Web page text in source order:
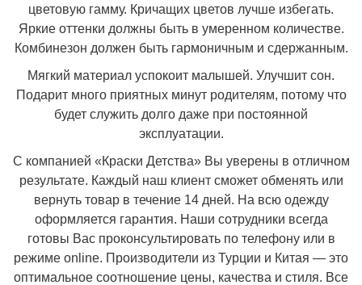
цветовую гамму. Кричащих цветов лучше избегать.
Яркие оттенки должны быть в умеренном количестве.
Комбинезон должен быть гармоничным и сдержанным.
Мягкий материал успокоит малышей. Улучшит сон.
Подарит много приятных минут родителям, потому что
будет служить долго даже при постоянной
эксплуатации.
С компанией «Краски Детства» Вы уверены в отличном
результате. Каждый наш клиент сможет обменять или
вернуть товар в течение 14 дней. На всю одежду
оформляется гарантия. Наши сотрудники всегда
готовы Вас проконсультировать по телефону или в
режиме online. Производители из Турции и Китая — это
оптимальное соотношение цены, качества и стиля. Все